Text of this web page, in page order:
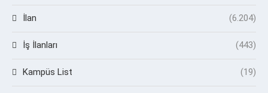
İlan (6.204)
İş İlanları (443)
Kampüs List (19)